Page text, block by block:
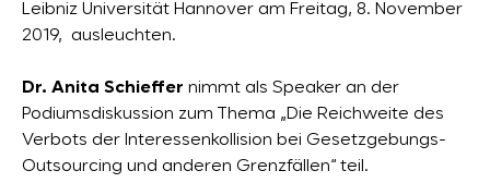
Leibniz Universität Hannover am Freitag, 8. November
2019, ausleuchten.
Dr. Anita Schieffer nimmt als Speaker an der
Podiumsdiskussion zum Thema „Die Reichweite des
Verbots der Interessenkollision bei Gesetzgebungs-
Outsourcing und anderen Grenzfällen“ teil.